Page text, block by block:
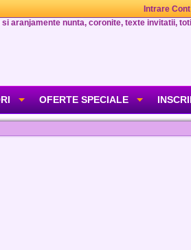
Intrare Cont
si aranjamente nunta, coronite, texte invitatii,
OFERTE SPECIALE